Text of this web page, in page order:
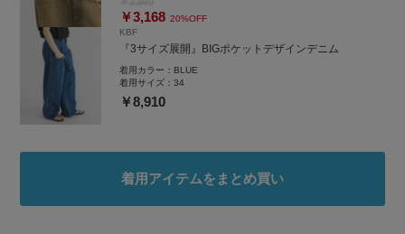
￥3,168 20%OFF
KBF
『3サイズ展開』BIGポケットデザインデニム
着用カラー： BLUE
着用サイズ：34
￥8,910
着用アイテムをまとめ買い